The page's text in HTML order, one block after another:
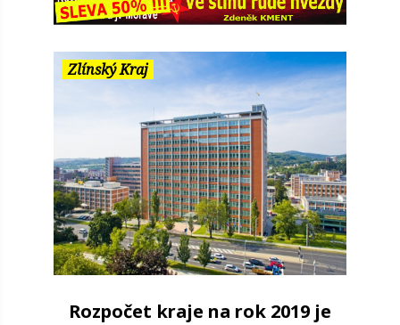
Zlínský Kraj
Rozpočet kraje na rok 2019 je